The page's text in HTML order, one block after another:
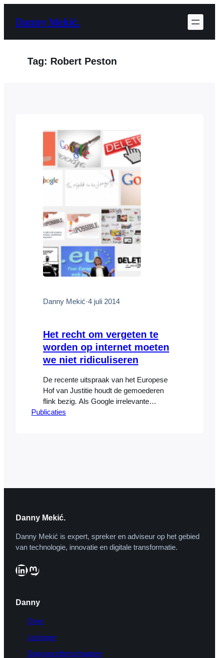
naarDanny Mekić.
Tag: Robert Peston
Danny Mekić·4 juli 2014
Het recht om vergeten te
worden op internet moeten
we niet ridiculiseren
De recente uitspraak van het Europese
Hof van Justitie houdt de gemoederen
flink bezig. Als Google irrelevante
resultaten toont bij het zoeken naar de
Publicaties
Danny Mekić.
Danny Mekić is expert, spreker en adviseur op het gebied
van technologie, innovatie en digitale transformatie.
LinkedIn Mastodon
Danny
Over
Lezingen
Dagvoorzitterschappen